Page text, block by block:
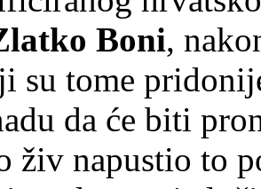
Boni,
su tome
da će biti
živ napustio to